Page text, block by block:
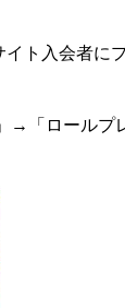
ト入会者に
→「ロールプ